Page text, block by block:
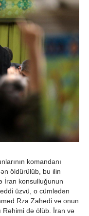
komandanı
öldürülüb, bu ilin
İran konsulluğunun
üzvü, o cümlədən
Rza Zahedi və onun
Rəhimi də ölüb. İran və